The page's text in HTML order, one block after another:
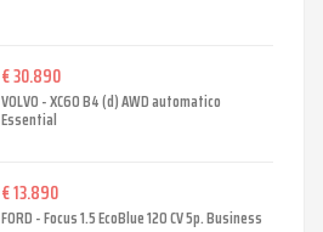
€ 30.890
VOLVO - XC60 B4 (d) AWD automatico
Essential
€ 13.890
FORD - Focus 1.5 EcoBlue 120 CV 5p. Business